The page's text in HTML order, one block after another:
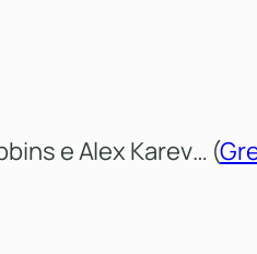
e Alex Karev… (